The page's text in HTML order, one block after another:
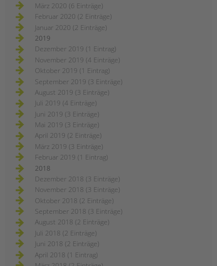
März 2020 (6 Einträge)
Februar 2020 (2 Einträge)
Januar 2020 (2 Einträge)
2019
Dezember 2019 (1 Eintrag)
November 2019 (4 Einträge)
Oktober 2019 (1 Eintrag)
September 2019 (3 Einträge)
August 2019 (3 Einträge)
Juli 2019 (4 Einträge)
Juni 2019 (3 Einträge)
Mai 2019 (3 Einträge)
April 2019 (2 Einträge)
März 2019 (3 Einträge)
Februar 2019 (1 Eintrag)
2018
Dezember 2018 (3 Einträge)
November 2018 (3 Einträge)
Oktober 2018 (2 Einträge)
September 2018 (3 Einträge)
August 2018 (2 Einträge)
Juli 2018 (2 Einträge)
Juni 2018 (2 Einträge)
April 2018 (1 Eintrag)